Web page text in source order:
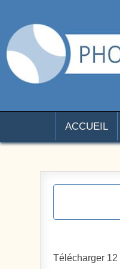
ACCUEIL
Télécharger 12